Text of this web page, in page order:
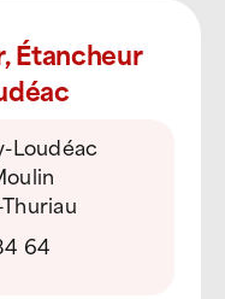
Étancheur
Loudéac
64